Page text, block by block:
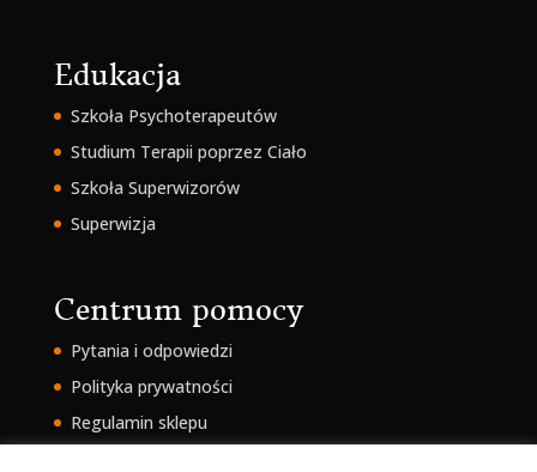
Edukacja
Szkoła Psychoterapeutów
Studium Terapii poprzez Ciało
Szkoła Superwizorów
Superwizja
Centrum pomocy
Pytania i odpowiedzi
Polityka prywatności
Regulamin sklepu